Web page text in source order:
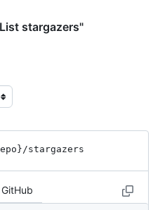
stargazers"
/stargazers